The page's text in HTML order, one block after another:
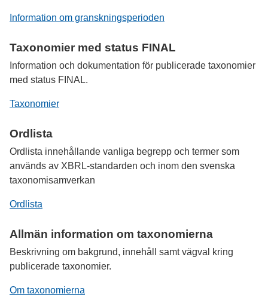
Information om granskningsperioden
Taxonomier med status FINAL
Information och dokumentation för publicerade taxonomier
med status FINAL.
Taxonomier
Ordlista
Ordlista innehållande vanliga begrepp och termer som
används av XBRL-standarden och inom den svenska
taxonomisamverkan
Ordlista
Allmän information om taxonomierna
Beskrivning om bakgrund, innehåll samt vägval kring
publicerade taxonomier.
Om taxonomierna